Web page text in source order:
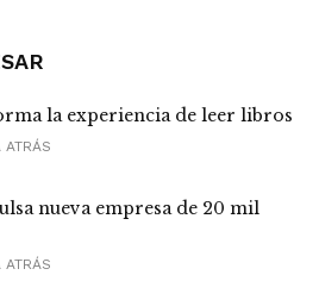
la experiencia de leer libros
nueva empresa de 20 mil